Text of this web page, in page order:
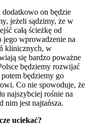
on będzie
jeżeli sądzimy, że w
całą ścieżkę od
jego wprowadzenie na
klinicznych, w
się bardzo poważne
będziemy rozwijać
będziemy go
Co nie spowoduje, że
najszybciej rośnie na
nim jest najtańsza.
uciekać?